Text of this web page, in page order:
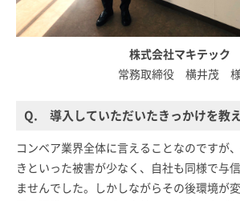
株式会社マキテック
常務取締役 横井茂
Q. 導入していただいたきっかけを教え
コンベア業界全体に言えることなのですが
きといった被害が少なく、自社も同様で与
ませんでした。しかしながらその後環境が